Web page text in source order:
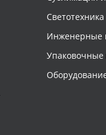
Светотехника
Инженерные